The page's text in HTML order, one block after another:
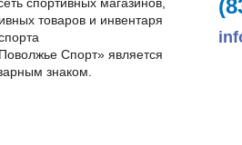
товаров и инвентаря
Спорт» является
знаком.